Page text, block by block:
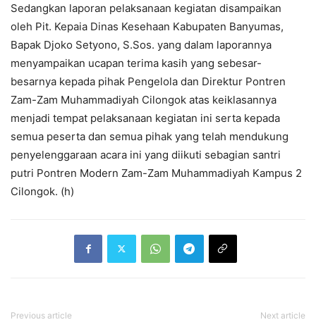
Sedangkan laporan pelaksanaan kegiatan disampaikan
oleh Pit. Kepaia Dinas Kesehaan Kabupaten Banyumas,
Bapak Djoko Setyono, S.Sos. yang dalam laporannya
menyampaikan ucapan terima kasih yang sebesar-
besarnya kepada pihak Pengelola dan Direktur Pontren
Zam-Zam Muhammadiyah Cilongok atas keiklasannya
menjadi tempat pelaksanaan kegiatan ini serta kepada
semua peserta dan semua pihak yang telah mendukung
penyelenggaraan acara ini yang diikuti sebagian santri
putri Pontren Modern Zam-Zam Muhammadiyah Kampus 2
Cilongok. (h)
Previous article Next article